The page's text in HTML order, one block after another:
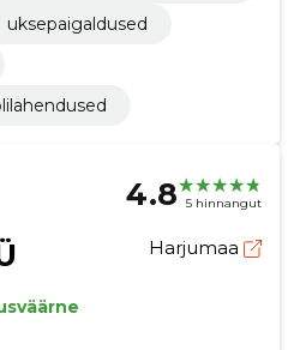
uksepaigaldused
4.8 5 hinnangut
Harjumaa